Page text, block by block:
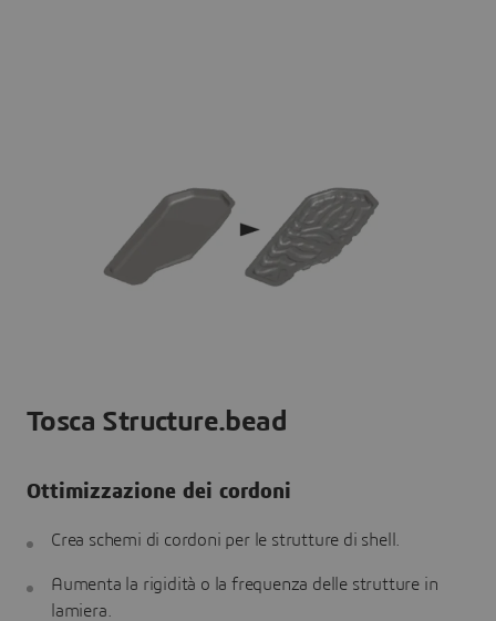
Tosca Structure.bead
Ottimizzazione dei cordoni
Crea schemi di cordoni per le strutture di shell.
Aumenta la rigidità o la frequenza delle strutture in
lamiera.